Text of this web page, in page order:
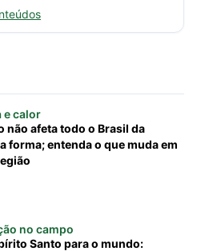
e calor
não afeta todo o Brasil da
forma; entenda o que muda em
no campo
Santo para o mundo: